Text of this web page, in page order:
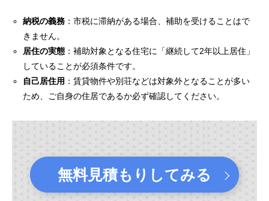
納税の義務 ：市税に滞納がある場合、補助を受けることはで
きません。
居住の実態 ：補助対象となる住宅に「継続して2年以上居住」
していることが必須条件です。
自己居住用 ：賃貸物件や別荘などは対象外となることが多い
ため、ご自身の住居であるか必ず確認してください。
無料見積もりしてみる